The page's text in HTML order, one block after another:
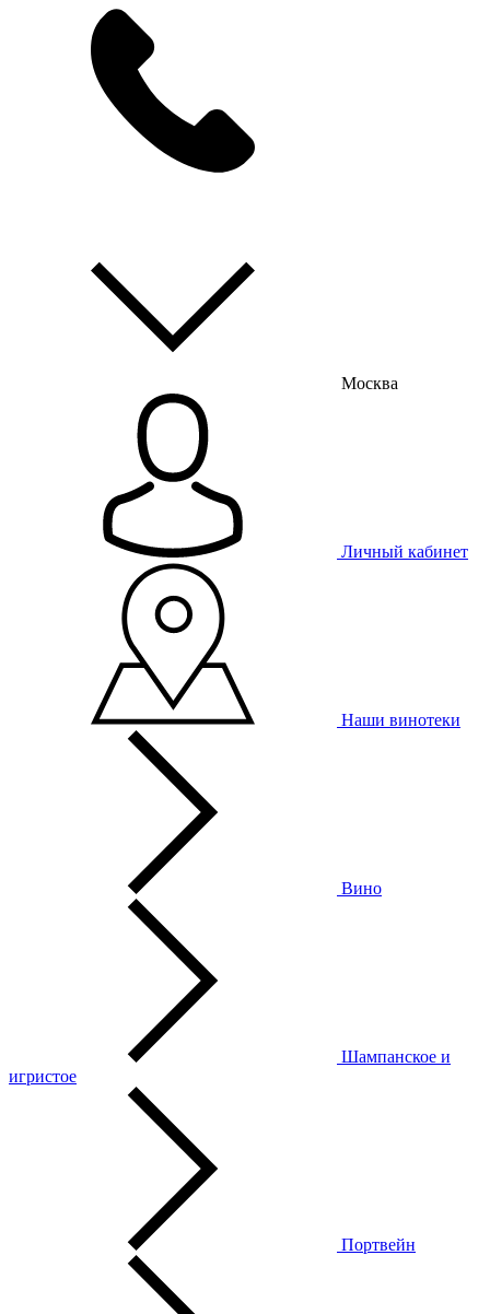
Москва
Личный кабинет
Наши винотеки
Вино
Шампанское и
игристое
Портвейн